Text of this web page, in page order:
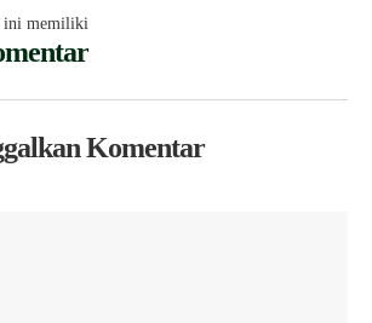
memiliki
Komentar